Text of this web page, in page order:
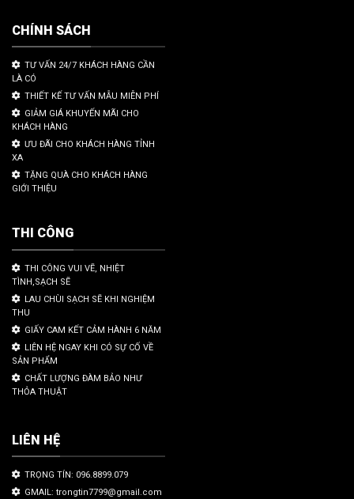
CHÍNH SÁCH
TƯ VẤN 24/7 KHÁCH HÀNG CẦN
LÀ CÓ
THIẾT KẾ TƯ VẤN MẪU MIỄN PHÍ
GIẢM GIÁ KHUYẾN MÃI CHO
KHÁCH HÀNG
ƯU ĐÃI CHO KHÁCH HÀNG TỈNH
XA
TẶNG QUÀ CHO KHÁCH HÀNG
GIỚI THIỆU
THI CÔNG
THI CÔNG VUI VẼ, NHIỆT
TÌNH,SẠCH SẼ
LAU CHÙI SẠCH SẼ KHI NGHIỆM
THU
GIẤY CAM KẾT CẢM HÀNH 6 NĂM
LIÊN HỆ NGAY KHI CÓ SỰ CỐ VỀ
SẢN PHẨM
CHẤT LƯỢNG ĐÀM BẢO NHƯ
THỎA THUẬT
LIÊN HỆ
TRỌNG TÍN: 096.8899.079
GMAIL: trongtin7799@gmail.com